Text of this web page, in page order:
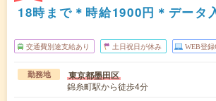
18時まで＊時給1900円＊データ
交通費別途支給あり 土日祝日が休み WEB登録
勤務地 東京都墨田区
錦糸町駅から徒歩4分